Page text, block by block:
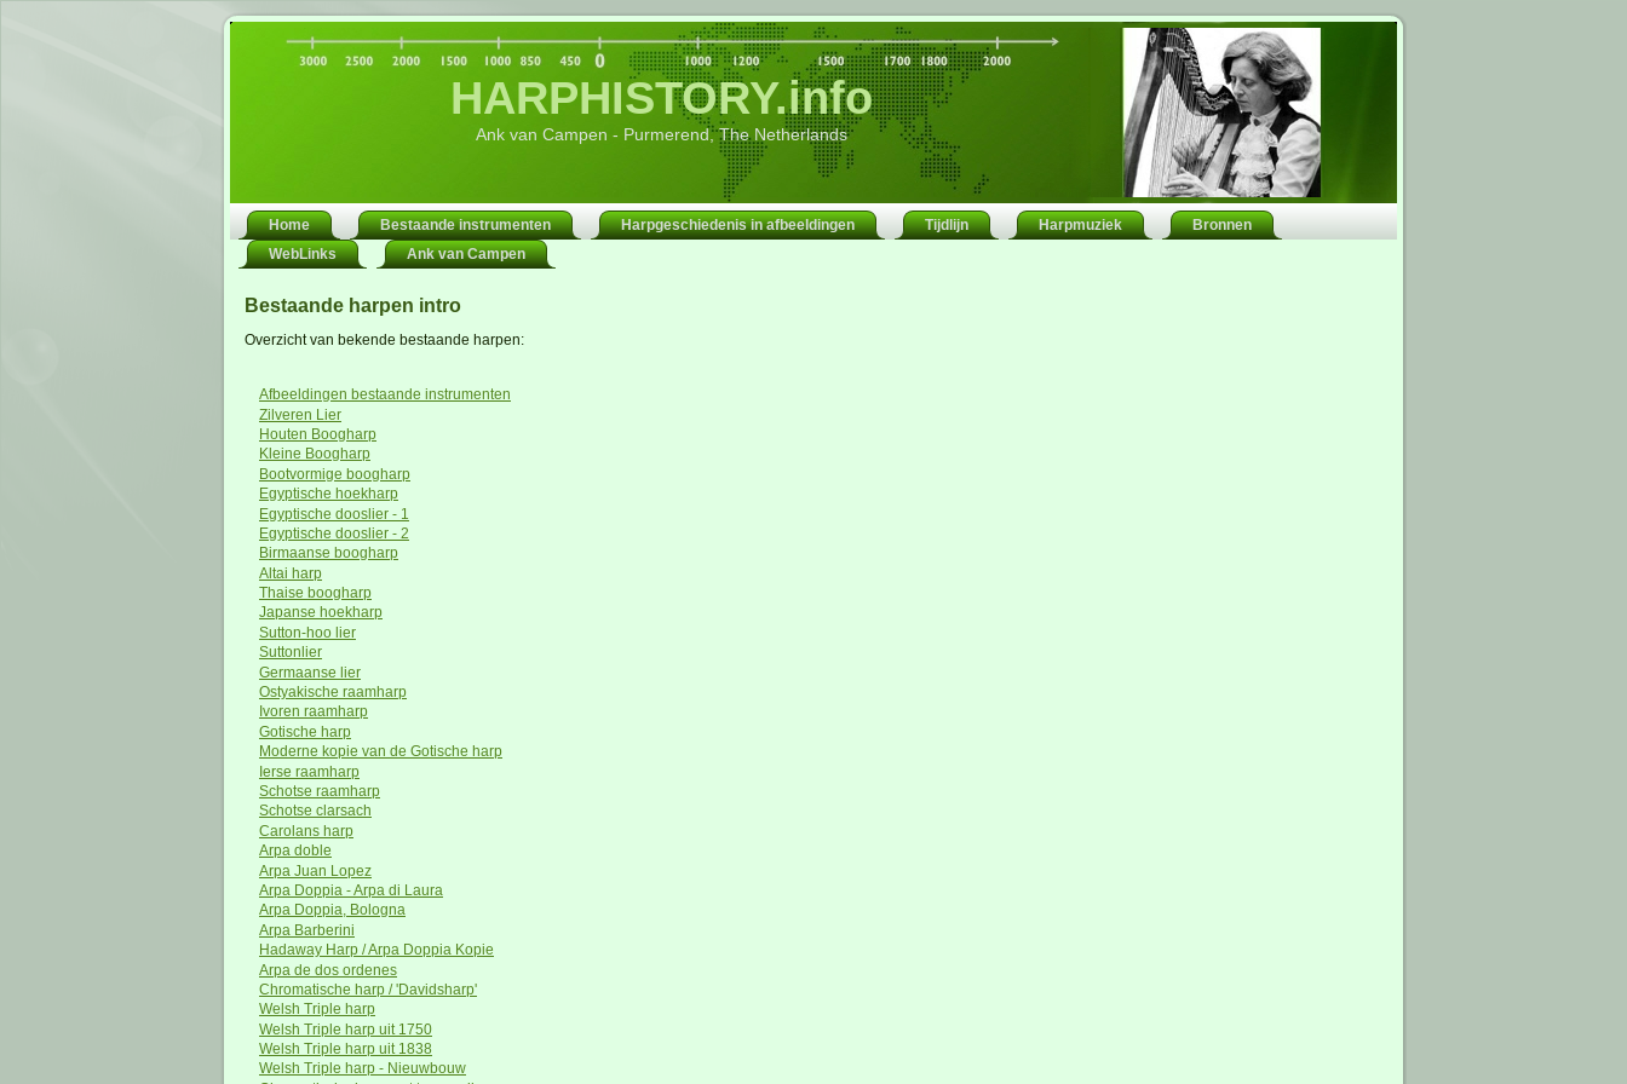
HARPHISTORY.info
Ank van Campen - Purmerend, The Netherlands
Home Bestaande instrumenten Harpgeschiedenis in afbeeldingen Tijdlijn Harpmuziek
Bronnen
WebLinks
Ank van Campen
Bestaande harpen intro
Overzicht van bekende bestaande harpen:
Afbeeldingen bestaande instrumenten
Zilveren Lier
Houten Boogharp
Kleine Boogharp
Bootvormige boogharp
Egyptische hoekharp
Egyptische dooslier - 1
Egyptische dooslier - 2
Birmaanse boogharp
Altai harp
Thaise boogharp
Japanse hoekharp
Sutton-hoo lier
Suttonlier
Germaanse lier
Ostyakische raamharp
Ivoren raamharp
Gotische harp
Moderne kopie van de Gotische harp
Ierse raamharp
Schotse raamharp
Schotse clarsach
Carolans harp
Arpa doble
Arpa Juan Lopez
Arpa Doppia - Arpa di Laura
Arpa Doppia, Bologna
Arpa Barberini
Hadaway Harp / Arpa Doppia Kopie
Arpa de dos ordenes
Chromatische harp / 'Davidsharp'
Welsh Triple harp
Welsh Triple harp uit 1750
Welsh Triple harp uit 1838
Welsh Triple harp - Nieuwbouw